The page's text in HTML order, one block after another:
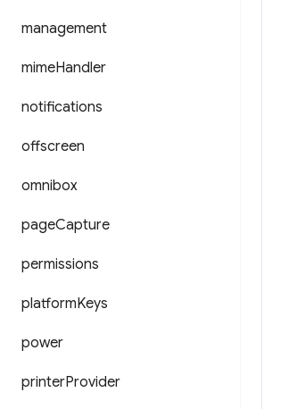
management
mimeHandler
notifications
offscreen
omnibox
pageCapture
permissions
platformKeys
power
printerProvider